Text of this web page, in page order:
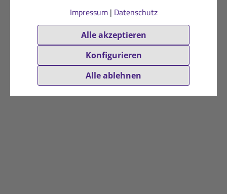
Impressum| Datenschutz
Alle akzeptieren
Konfigurieren
Alle ablehnen